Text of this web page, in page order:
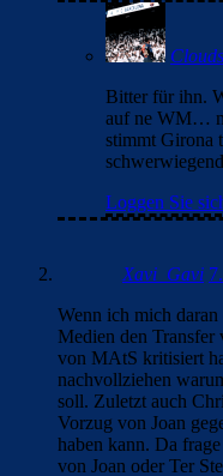
Bitter für ihn.
auf ne WM…
stimmt Girona
Loggen Sie
Xavi_Gavi
Wenn ich mich daran
Medien den Transfer
von MAtS kritisiert
nachvollziehen
soll. Zuletzt auch
Vorzug von Joan
haben kann. Da
von Joan oder Ter